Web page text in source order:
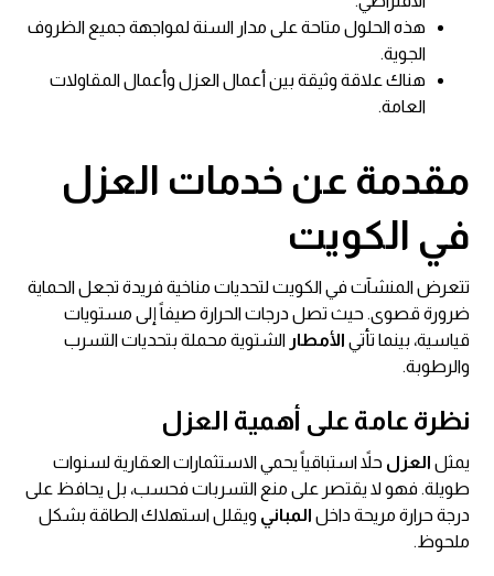
هذه الحلول متاحة على مدار السنة لمواجهة جميع الظروف
الجوية.
هناك علاقة وثيقة بين أعمال العزل وأعمال المقاولات
العامة.
مقدمة عن خدمات العزل
في الكويت
تتعرض المنشآت في الكويت لتحديات مناخية فريدة تجعل الحماية
ضرورة قصوى. حيث تصل درجات الحرارة صيفاً إلى مستويات
قياسية، بينما تأتي الأمطار الشتوية محملة بتحديات التسرب
والرطوبة.
نظرة عامة على أهمية العزل
يمثل العزل حلاً استباقياً يحمي الاستثمارات العقارية لسنوات
طويلة. فهو لا يقتصر على منع التسربات فحسب، بل يحافظ على
درجة حرارة مريحة داخل المباني ويقلل استهلاك الطاقة بشكل
ملحوظ.